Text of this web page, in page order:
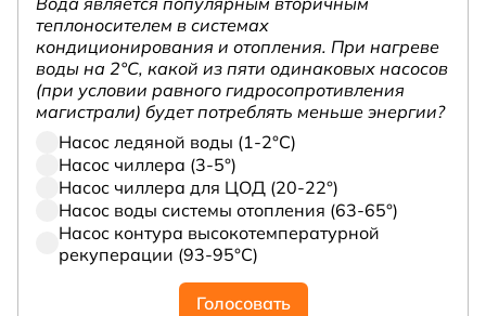
теплоносителем в системах
кондиционирования и отопления. При нагреве
воды на 2°С, какой из пяти одинаковых насосов
(при условии равного гидросопротивления
магистрали) будет потреблять меньше энергии?
Насос ледяной воды (1-2°С)
Насос чиллера (3-5°)
Насос чиллера для ЦОД (20-22°)
Насос воды системы отопления (63-65°)
Насос контура высокотемпературной
рекуперации (93-95°С)
Голосовать